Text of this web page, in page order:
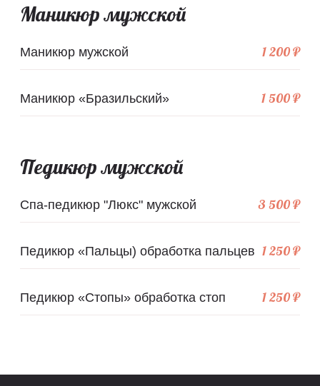
Маникюр мужской
Маникюр мужской 1 200 ₽
Маникюр «Бразильский» 1 500 ₽
Педикюр мужской
Спа-педикюр "Люкс" мужской 3 500 ₽
Педикюр «Пальцы) обработка пальцев 1 250 ₽
Педикюр «Стопы» обработка стоп 1 250 ₽